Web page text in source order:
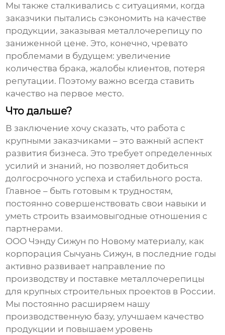
Мы также сталкивались с ситуациями, когда
заказчики пытались сэкономить на качестве
продукции, заказывая металлочерепицу по
заниженной цене. Это, конечно, чревато
проблемами в будущем: увеличение
количества брака, жалобы клиентов, потеря
репутации. Поэтому важно всегда ставить
качество на первое место.
Что дальше?
В заключение хочу сказать, что работа с
крупными заказчиками – это важный аспект
развития бизнеса. Это требует определенных
усилий и знаний, но позволяет добиться
долгосрочного успеха и стабильного роста.
Главное – быть готовым к трудностям,
постоянно совершенствовать свои навыки и
уметь строить взаимовыгодные отношения с
партнерами.
ООО Чэнду Сижун по Новому материалу, как
корпорация Сычуань Сижун, в последние годы
активно развивает направление по
производству и поставке металлочерепицы
для крупных строительных проектов в России.
Мы постоянно расширяем нашу
производственную базу, улучшаем качество
продукции и повышаем уровень